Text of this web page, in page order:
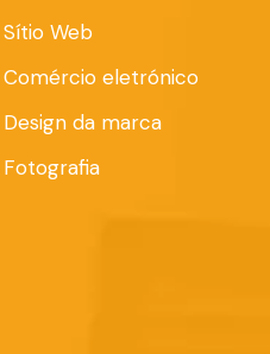
Sítio Web
Comércio eletrónico
Design da marca
Fotografia